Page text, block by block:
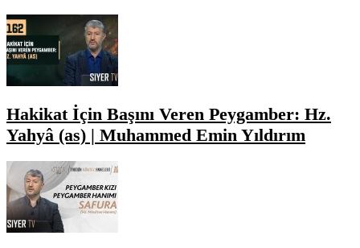
Hakikat İçin Başını Veren Peygamber: Hz.
Yahyâ (as) | Muhammed Emin Yıldırım